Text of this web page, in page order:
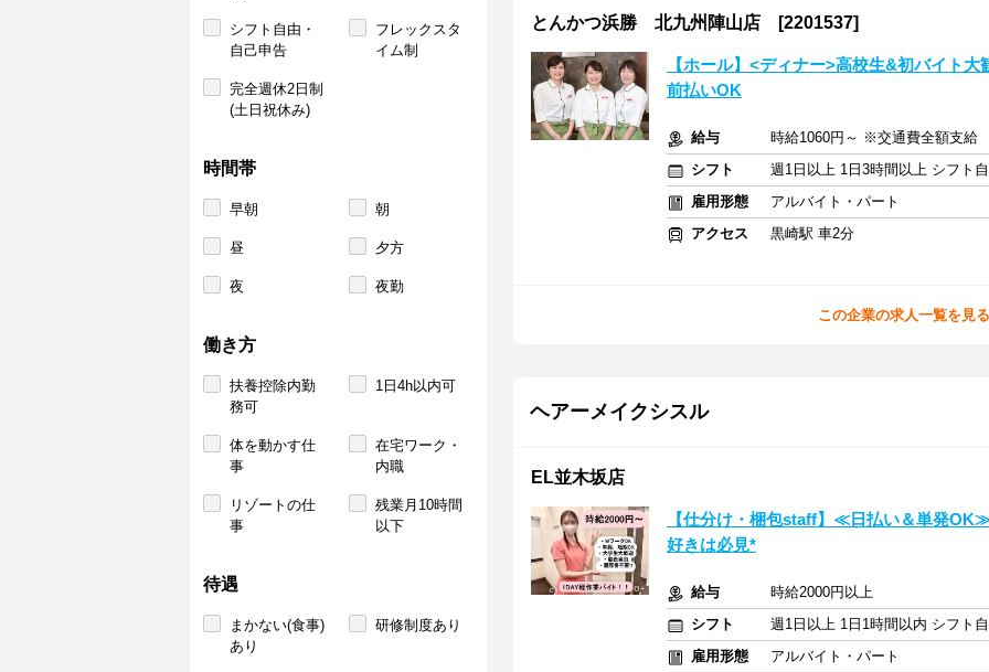
シフト自由・
自己申告
フレックスタ
イム制
完全週休2日制
(土日祝休み)
時間帯
早朝 朝
昼 夕方
夜 夜勤
働き方
扶養控除内勤
務可
1日4h以内可
体を動かす仕
事
在宅ワーク・
内職
リゾートの仕
事
残業月10時間
以下
待遇
まかない(食事)
あり
研修制度あり
とんかつ浜勝 北九州陣山店 [2201537]
【ホール】<ディナー>高校生&初バイト
前払いOK
給与
時給1060円～ ※交通費全額支給
シフト
週1日以上 1日3時間以上 シフト
雇用形態
アルバイト・パート
アクセス
黒崎駅 車2分
この企業の求人一覧を見る
ヘアーメイクシスル
EL並木坂店
【仕分け・梱包staff】≪日払い＆単発
好きは必見*
給与
時給2000円以上
シフト
週1日以上 1日1時間以内 シフト
雇用形態
アルバイト・パート